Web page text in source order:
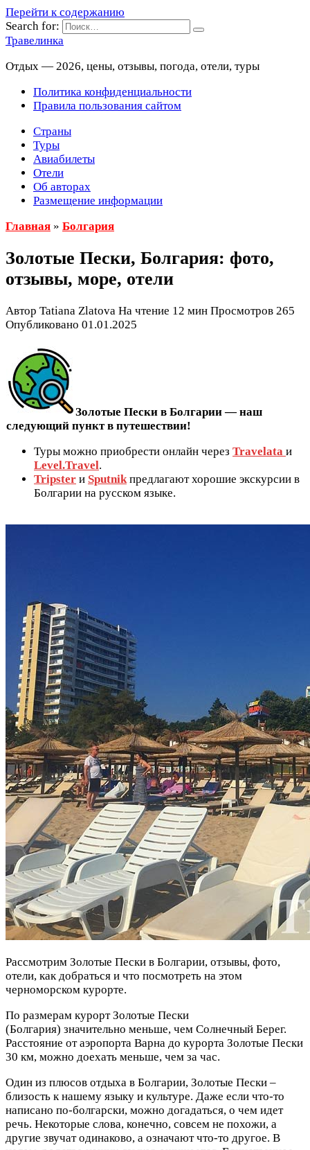
Перейти к содержанию
Search for:
Травелинка
Отдых — 2026, цены, отзывы, погода, отели, туры
Политика конфиденциальности
Правила пользования сайтом
Страны
Туры
Авиабилеты
Отели
Об авторах
Размещение информации
Главная » Болгария
Золотые Пески, Болгария: фото,
отзывы, море, отели
Автор Tatiana Zlatova На чтение 12 мин Просмотров 265
Опубликовано 01.01.2025
Золотые Пески в Болгарии — наш
следующий пункт в путешествии!
Туры можно приобрести онлайн через Travelata и
Level.Travel.
Tripster и Sputnikпредлагают хорошие экскурсии в
Болгарии на русском языке.
Рассмотрим Золотые Пески в Болгарии, отзывы, фото,
отели, как добраться и что посмотреть на этом
черноморском курорте.
По размерам курорт Золотые Пески
(Болгария) значительно меньше, чем Солнечный Берег.
Расстояние от аэропорта Варна до курорта Золотые Пески
30 км, можно доехать меньше, чем за час.
Один из плюсов отдыха в Болгарии, Золотые Пески –
близость к нашему языку и культуре. Даже если что-то
написано по-болгарски, можно догадаться, о чем идет
речь. Некоторые слова, конечно, совсем не похожи, а
другие звучат одинаково, а означают что-то другое. В